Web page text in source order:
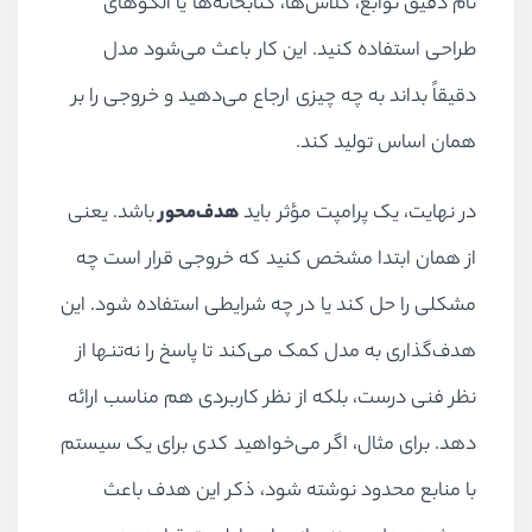
طراحی استفاده کنید. این کار باعث می‌شود مدل
دقیقاً بداند به چه چیزی ارجاع می‌دهید و خروجی را بر
همان اساس تولید کند.
در نهایت، یک پرامپت مؤثر بایدهدف‌محورباشد. یعنی
از همان ابتدا مشخص کنید که خروجی قرار است چه
مشکلی را حل کند یا در چه شرایطی استفاده شود. این
هدف‌گذاری به مدل کمک می‌کند تا پاسخ را نه‌تنها از
نظر فنی درست، بلکه از نظر کاربردی هم مناسب ارائه
دهد. برای مثال، اگر می‌خواهید کدی برای یک سیستم
با منابع محدود نوشته شود، ذکر این هدف باعث